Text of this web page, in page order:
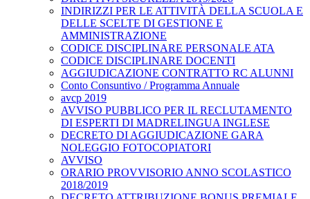
INDIRIZZI PER LE ATTIVITÀ DELLA SCUOLA E
DELLE SCELTE DI GESTIONE E
AMMINISTRAZIONE
CODICE DISCIPLINARE PERSONALE ATA
CODICE DISCIPLINARE DOCENTI
AGGIUDICAZIONE CONTRATTO RC ALUNNI
Conto Consuntivo / Programma Annuale
avcp 2019
AVVISO PUBBLICO PER IL RECLUTAMENTO
DI ESPERTI DI MADRELINGUA INGLESE
DECRETO DI AGGIUDICAZIONE GARA
NOLEGGIO FOTOCOPIATORI
AVVISO
ORARIO PROVVISORIO ANNO SCOLASTICO
2018/2019